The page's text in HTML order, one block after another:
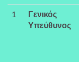
1
Γενικός
Υπεύθυνος